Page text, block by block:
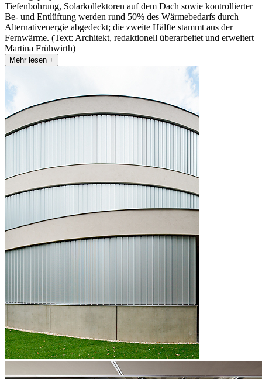
Tiefenbohrung, Solarkollektoren auf dem Dach sowie kontrollierter
Be- und Entlüftung werden rund 50% des Wärmebedarfs durch
Alternativenergie abgedeckt; die zweite Hälfte stammt aus der
Fernwärme. (Text: Architekt, redaktionell überarbeitet und erweitert
Martina Frühwirth)
Mehr lesen +